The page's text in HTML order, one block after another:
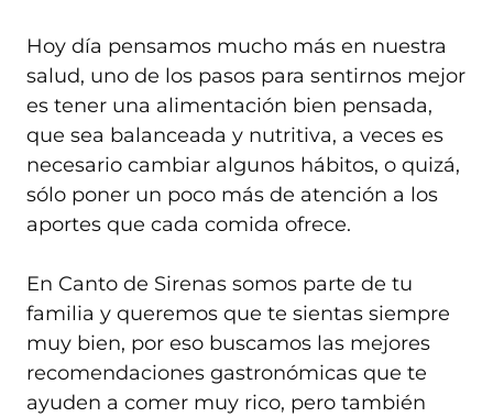
Hoy día pensamos mucho más en nuestra
salud, uno de los pasos para sentirnos mejor
es tener una alimentación bien pensada,
que sea balanceada y nutritiva, a veces es
necesario cambiar algunos hábitos, o quizá,
sólo poner un poco más de atención a los
aportes que cada comida ofrece.
En Canto de Sirenas somos parte de tu
familia y queremos que te sientas siempre
muy bien, por eso buscamos las mejores
recomendaciones gastronómicas que te
ayuden a comer muy rico, pero también